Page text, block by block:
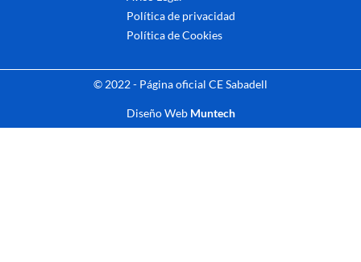
Política de privacidad
Política de Cookies
© 2022 - Página oficial CE Sabadell
Diseño Web Muntech